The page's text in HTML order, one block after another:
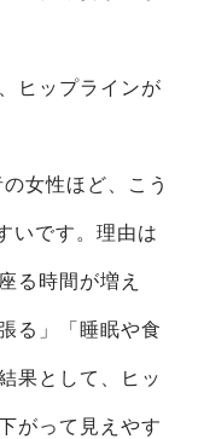
ヒップラインが
女性ほど、こう
いです。理由は
る時間が増え
る」「睡眠や食
果として、ヒッ
がって見えやす